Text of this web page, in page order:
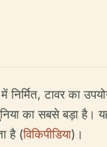
टावर का
का सबसे बड़ा है।
है (विकिपीडिया)।